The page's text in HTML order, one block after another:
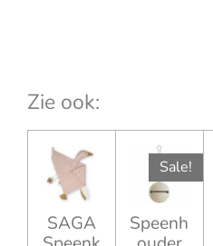
Zie ook:
SAGA
Sale!
Speenh